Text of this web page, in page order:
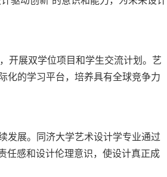
开展双学位项目和学生交流计划。艺
化的学习平台，培养具有全球竞争力
发展。同济大学艺术设计学专业通过
任感和设计伦理意识，使设计真正成